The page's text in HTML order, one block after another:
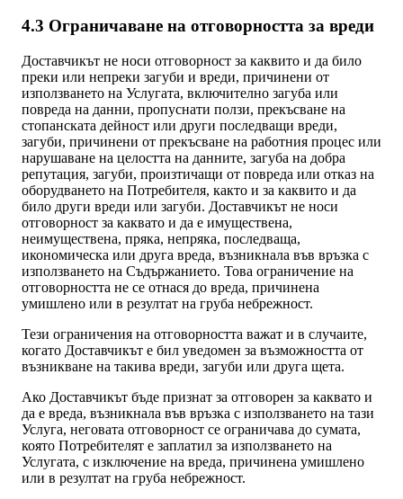
4.3 Ограничаване на отговорността за вреди
Доставчикът не носи отговорност за каквито и да било
преки или непреки загуби и вреди, причинени от
използването на Услугата, включително загуба или
повреда на данни, пропуснати ползи, прекъсване на
стопанската дейност или други последващи вреди,
загуби, причинени от прекъсване на работния процес или
нарушаване на целостта на данните, загуба на добра
репутация, загуби, произтичащи от повреда или отказ на
оборудването на Потребителя, както и за каквито и да
било други вреди или загуби. Доставчикът не носи
отговорност за каквато и да е имуществена,
неимуществена, пряка, непряка, последваща,
икономическа или друга вреда, възникнала във връзка с
използването на Съдържанието. Това ограничение на
отговорността не се отнася до вреда, причинена
умишлено или в резултат на груба небрежност.
Тези ограничения на отговорността важат и в случаите,
когато Доставчикът е бил уведомен за възможността от
възникване на такива вреди, загуби или друга щета.
Ако Доставчикът бъде признат за отговорен за каквато и
да е вреда, възникнала във връзка с използването на тази
Услуга, неговата отговорност се ограничава до сумата,
която Потребителят е заплатил за използването на
Услугата, с изключение на вреда, причинена умишлено
или в резултат на груба небрежност.